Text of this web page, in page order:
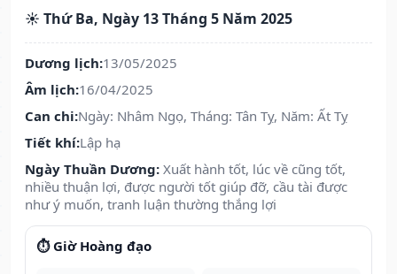
☀️ Thứ Ba, Ngày 13 Tháng 5 Năm 2025
Dương lịch:13/05/2025
Âm lịch:16/04/2025
Can chi:Ngày: Nhâm Ngọ, Tháng: Tân Tỵ, Năm: Ất Tỵ
Tiết khí:Lập hạ
Ngày Thuần Dương: Xuất hành tốt, lúc về cũng tốt,
nhiều thuận lợi, được người tốt giúp đỡ, cầu tài được
như ý muốn, tranh luận thường thắng lợi
⏱️ Giờ Hoàng đạo